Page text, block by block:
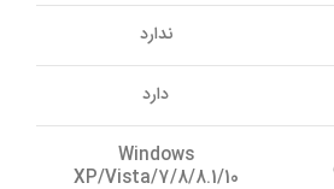
ندارد
دارد
Windows
XP/Vista/7/8/8.1/10